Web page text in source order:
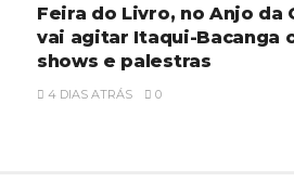
Feira do Livro, no Anjo da
vai agitar Itaqui-Bacanga
shows e palestras
4 DIAS ATRÁS 0